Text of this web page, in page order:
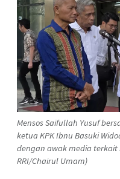
Mensos Saifullah Yusuf
ketua KPK Ibnu Basuki
dengan awak media terkait
RRI/Chairul Umam)